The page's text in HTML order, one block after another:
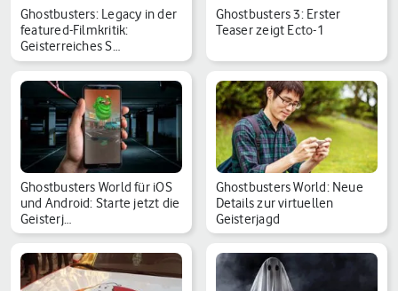
Ghostbusters: Legacy in der
featured-Filmkritik:
Geisterreiches S…
Ghostbusters 3: Erster
Teaser zeigt Ecto-1
Ghostbusters World für iOS
und Android: Starte jetzt die
Geisterj…
Ghostbusters World: Neue
Details zur virtuellen
Geisterjagd